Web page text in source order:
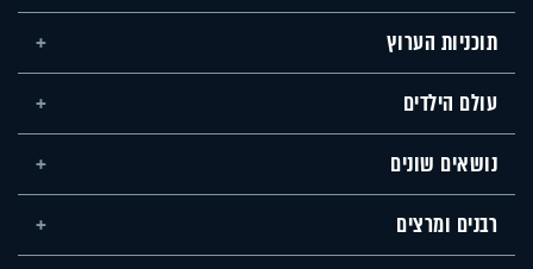
תוכניות הערוץ
עולם הילדים
נושאים שונים
רבנים ומרצים